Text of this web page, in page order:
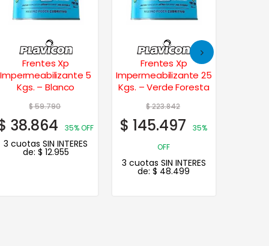
Frentes Xp
Impermeabilizante 5
Kgs. – Blanco
$59.790
38.864 35% OFF
3 cuotas SIN INTERES
de: $ 12.955
Frentes Xp
Impermeabilizante 25
Kgs. – Verde Foresta
$223.842
$ 145.497
35%
OFF
3 cuotas SIN INTERES
de:$ 48.499